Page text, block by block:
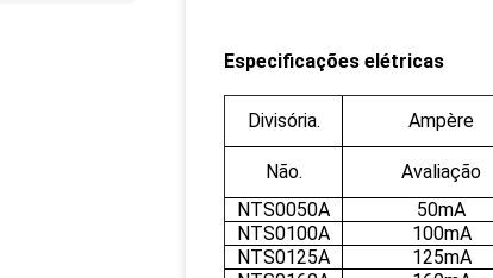
Especificações elétricas
Divisória. Ampère
Não. Avaliação
NTS0050A
50mA
NTS0100A
100mA
NTS0125A
125mA